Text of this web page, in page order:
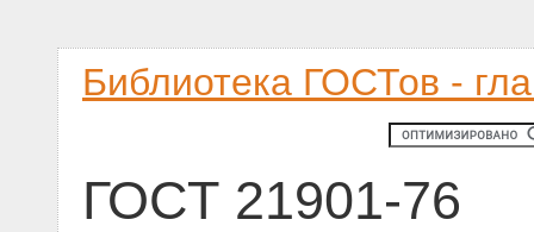
Библиотека ГОСТов -
ГОСТ 21901-76